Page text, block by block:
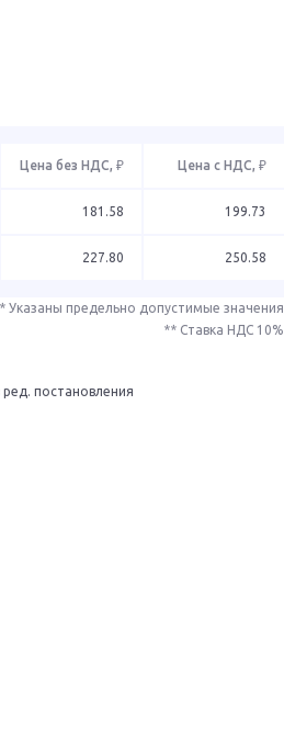
Цена без НДС, ₽ Цена с НДС, ₽
181.58 199.73
227.80 250.58
* Указаны предельно допустимые значения
** Ставка НДС 10%
постановления